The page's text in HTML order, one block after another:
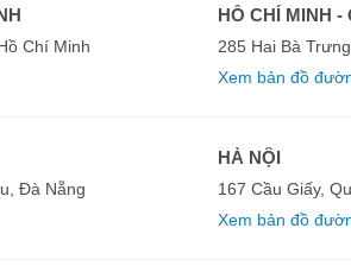
Chí Minh
HỒ CHÍ MINH -
285 Hai Bà
Xem bản đồ
Đà Nẵng
HÀ NỘI
167 Cầu Giấy,
Xem bản đồ